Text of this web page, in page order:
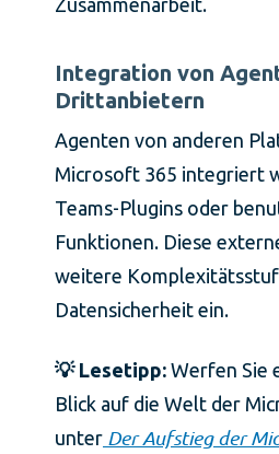
Integration von
Drittanbietern
Agenten von anderen
Microsoft 365 integriert
Teams-Plugins oder
Funktionen. Diese
weitere
Datensicherheit ein.
💡 Lesetipp: Werfen Sie
Blick auf die Welt der
unter Der Aufstieg der